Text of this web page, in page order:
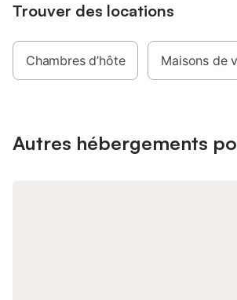
Trouver des locations
Chambres d’hôte Maisons de
Autres hébergements